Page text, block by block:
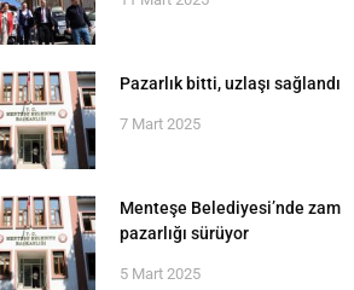
Pazarlık bitti, uzlaşı sağlandı
7 Mart 2025
Menteşe Belediyesi’nde zam
pazarlığı sürüyor
5 Mart 2025